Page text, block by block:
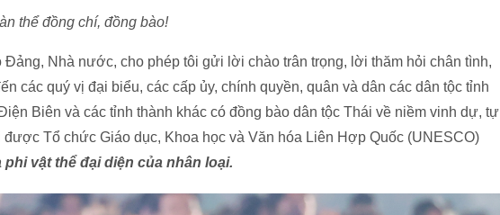
thể đồng chí, đồng bào!
Đảng, Nhà nước, cho phép tôi gửi lời chào trân trọng, lời thăm hỏi chân tình,
các quý vị đại biểu, các cấp ủy, chính quyền, quân và dân các dân tộc tỉnh
Biên và các tỉnh thành khác có đồng bào dân tộc Thái về niềm vinh dự, tự
được Tổ chức Giáo dục, Khoa học và Văn hóa Liên Hợp Quốc (UNESCO)
phi vật thể đại diện của nhân loại.